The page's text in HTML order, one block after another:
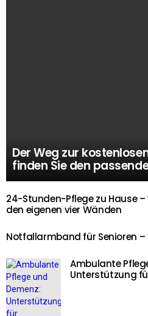
Der Weg zur
finden Sie den
24-Stunden-Pflege zu Hause
den eigenen vier Wänden
Notfallarmband für Senioren
Ambulante
Unterstützung